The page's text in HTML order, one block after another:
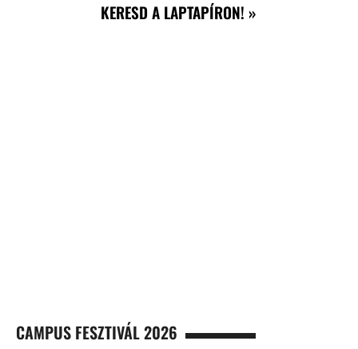
KERESD A LAPTAPÍRON! »
CAMPUS FESZTIVÁL 2026